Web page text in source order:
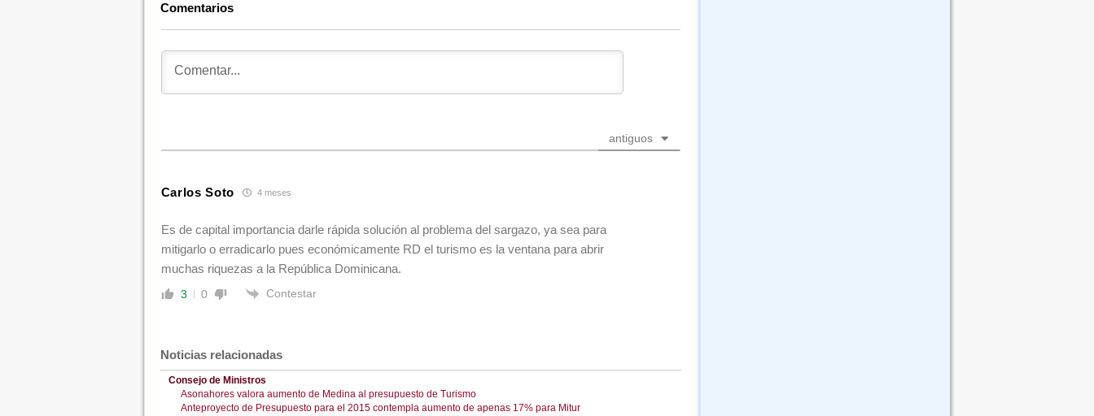
Comentarios
antiguos
Carlos Soto 4 meses
Es de capital importancia darle rápida solución al problema del sargazo, ya sea para
mitigarlo o erradicarlo pues económicamente RD el turismo es la ventana para abrir
muchas riquezas a la República Dominicana.
3 0 Contestar
Noticias relacionadas
Consejo de Ministros
Asonahores valora aumento de Medina al presupuesto de Turismo
Anteproyecto de Presupuesto para el 2015 contempla aumento de apenas 17% para Mitur